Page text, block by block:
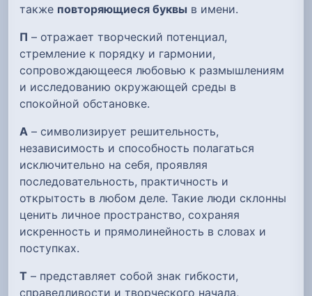
также повторяющиеся буквы в имени.
П – отражает творческий потенциал,
стремление к порядку и гармонии,
сопровождающееся любовью к размышлениям
и исследованию окружающей среды в
спокойной обстановке.
А – символизирует решительность,
независимость и способность полагаться
исключительно на себя, проявляя
последовательность, практичность и
открытость в любом деле. Такие люди склонны
ценить личное пространство, сохраняя
искренность и прямолинейность в словах и
поступках.
Т – представляет собой знак гибкости,
справедливости и творческого начала,